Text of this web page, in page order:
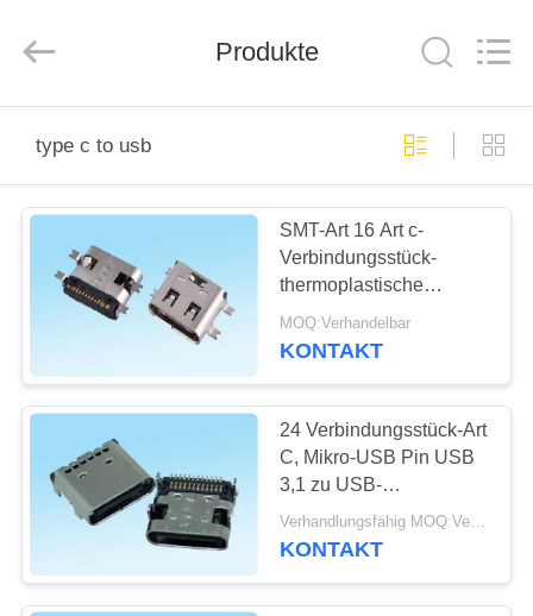
PRODUKTE
ÜBER
FABRIK-
AUSFLUG
QUALITÄTSKONTROLLE
TRETEN
Rights
Reserved.
ECER
Produkte
type c to usb
SMT-Art 16 Art c-
Verbindungsstück-
thermoplastische
Wohnung Pin USB in
schnellem
MOQ:Verhandelbar
KONTAKT
24 Verbindungsstück-Art
C, Mikro-USB Pin USB
3,1 zu USB-
Verbindungsstück SMT-
Montage
Verhandlungsfähig MOQ:Verhandelbar
KONTAKT